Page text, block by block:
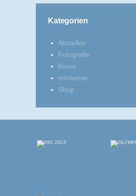
Kategorien
Aktuelles
Fotografie
Kunst
miniverse
Shop